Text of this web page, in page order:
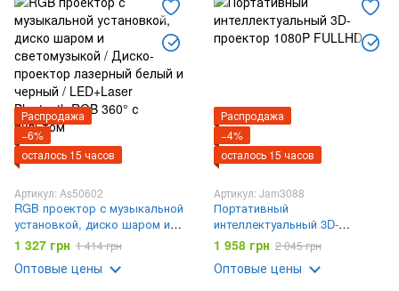
Распродажа
−6%
осталось 15 часов
Артикул: As50602
RGB проектор с музыкальной
установкой, диско шаром и
светомузыкой / Диско-
проектор лазерный белый и
черный / LED+Laser Bluetooth
1 327 грн 1 414 грн
Оптовые цены
Распродажа
−4%
осталось 15 часов
Артикул: Jam3088
Портативный
интеллектуальный 3D-
проектор 1080P FULLHD
1 958 грн 2 045 грн
Оптовые цены